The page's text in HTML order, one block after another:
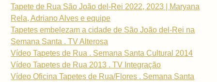
Tapete de Rua São João del-Rei 2022, 2023 | Maryana
Rela, Adriano Alves e equipe
Tapetes embelezam a cidade de São João del-Rei na
Semana Santa . TV Alterosa
Vídeo Tapetes de Rua . Semana Santa Cultural 2014
Vídeo Tapetes de Rua 2013 . TV Integração
Vídeo Oficina Tapetes de Rua/Flores . Semana Santa